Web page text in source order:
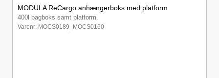
MODULA ReCargo anhængerboks med platform
400l bagboks samt platform.
Varenr: MOCS0189_MOCS0160